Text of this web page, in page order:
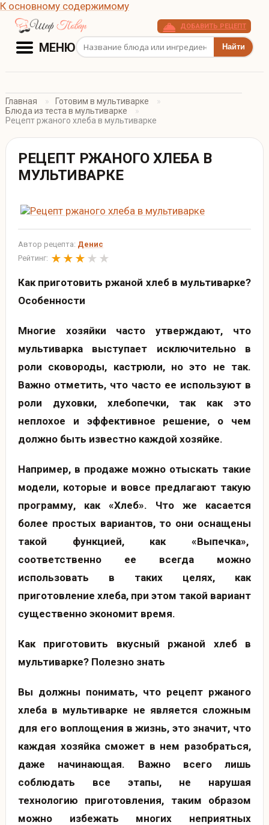
К основному содержимому
ДОБАВИТЬ РЕЦЕПТ
МЕНЮ Поиск рецептов
Главная
Готовим в мультиварке
Блюда из теста в мультиварке
Рецепт ржаного хлеба в мультиварке
РЕЦЕПТ РЖАНОГО ХЛЕБА В
МУЛЬТИВАРКЕ
Автор рецепта: Денис
Рейтинг:
Как приготовить ржаной хлеб в мультиварке?
Особенности
Многие хозяйки часто утверждают, что
мультиварка выступает исключительно в
роли сковороды, кастрюли, но это не так.
Важно отметить, что часто ее используют в
роли духовки, хлебопечки, так как это
неплохое и эффективное решение, о чем
должно быть известно каждой хозяйке.
Например, в продаже можно отыскать такие
модели, которые и вовсе предлагают такую
программу, как «Хлеб». Что же касается
более простых вариантов, то они оснащены
такой функцией, как «Выпечка»,
соответственно ее всегда можно
использовать в таких целях, как
приготовление хлеба, при этом такой вариант
существенно экономит время.
Как приготовить вкусный ржаной хлеб в
мультиварке? Полезно знать
Вы должны понимать, что рецепт ржаного
хлеба в мультиварке не является сложным
для его воплощения в жизнь, это значит, что
каждая хозяйка сможет в нем разобраться,
даже начинающая. Важно всего лишь
соблюдать все этапы, не нарушая
технологию приготовления, таким образом
можно избежать многих неприятных